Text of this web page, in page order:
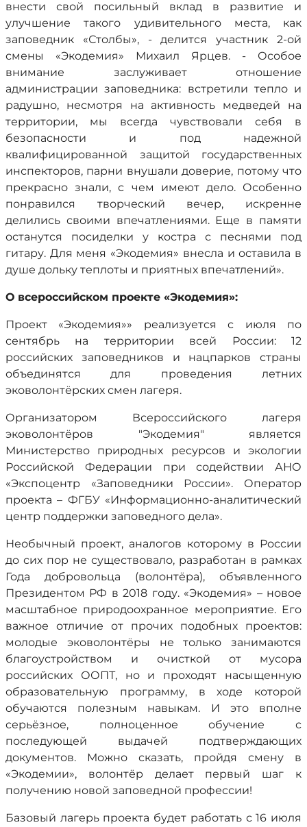
внести свой посильный вклад в развитие и
улучшение такого удивительного места, как
заповедник «Столбы», - делится участник 2-ой
смены «Экодемия» Михаил Ярцев. - Особое
внимание заслуживает отношение
администрации заповедника: встретили тепло и
радушно, несмотря на активность медведей на
территории, мы всегда чувствовали себя в
безопасности и под надежной
квалифицированной защитой государственных
инспекторов, парни внушали доверие, потому что
прекрасно знали, с чем имеют дело. Особенно
понравился творческий вечер, искренне
делились своими впечатлениями. Еще в памяти
останутся посиделки у костра с песнями под
гитару. Для меня «Экодемия» внесла и оставила в
душе дольку теплоты и приятных впечатлений».
О всероссийском проекте «Экодемия»:
Проект «Экодемия»» реализуется с июля по
сентябрь на территории всей России: 12
российских заповедников и нацпарков страны
объединятся для проведения летних
эковолонтёрских смен лагеря.
Организатором Всероссийского лагеря
эковолонтёров "Экодемия" является
Министерство природных ресурсов и экологии
Российской Федерации при содействии АНО
«Экспоцентр «Заповедники России». Оператор
проекта – ФГБУ «Информационно-аналитический
центр поддержки заповедного дела».
Необычный проект, аналогов которому в России
до сих пор не существовало, разработан в рамках
Года добровольца (волонтёра), объявленного
Президентом РФ в 2018 году. «Экодемия» – новое
масштабное природоохранное мероприятие. Его
важное отличие от прочих подобных проектов:
молодые эковолонтёры не только занимаются
благоустройством и очисткой от мусора
российских ООПТ, но и проходят насыщенную
образовательную программу, в ходе которой
обучаются полезным навыкам. И это вполне
серьёзное, полноценное обучение с
последующей выдачей подтверждающих
документов. Можно сказать, пройдя смену в
«Экодемии», волонтёр делает первый шаг к
получению новой заповедной профессии!
Базовый лагерь проекта будет работать с 16 июля